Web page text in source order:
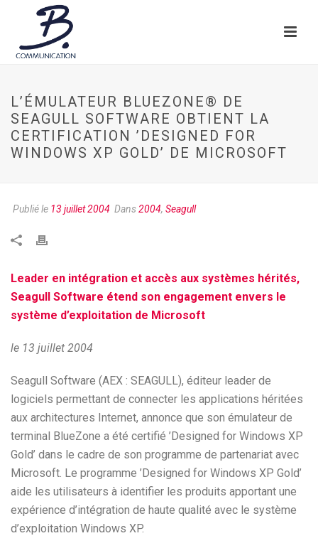
L’ÉMULATEUR BLUEZONE® DE
SEAGULL SOFTWARE OBTIENT LA
CERTIFICATION ’DESIGNED FOR
WINDOWS XP GOLD’ DE MICROSOFT
Publié le 13 juillet 2004 Dans2004, Seagull
Leader en intégration et accès aux systèmes hérités,
Seagull Software étend son engagement envers le
système d’exploitation de Microsoft
le 13 juillet 2004
Seagull Software (AEX : SEAGULL), éditeur leader de
logiciels permettant de connecter les applications héritées
aux architectures Internet, annonce que son émulateur de
terminal BlueZone a été certifié ’Designed for Windows XP
Gold’ dans le cadre de son programme de partenariat avec
Microsoft. Le programme ’Designed for Windows XP Gold’
aide les utilisateurs à identifier les produits apportant une
expérience d’intégration de haute qualité avec le système
d’exploitation Windows XP.